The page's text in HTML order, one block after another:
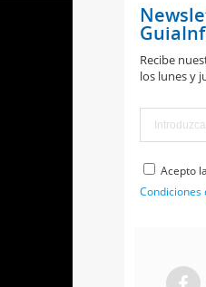
Recibe
los lunes y
Acepto
Condiciones